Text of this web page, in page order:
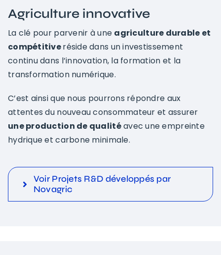
Agriculture innovative
La clé pour parvenir à une agriculture durable et
compétitiveréside dans un investissement
continu dans l’innovation, la formation et la
transformation numérique.
C’est ainsi que nous pourrons répondre aux
attentes du nouveau consommateur et assurer
une production de qualitéavec une empreinte
hydrique et carbone minimale.
Voir Projets R&D développés par
Novagric